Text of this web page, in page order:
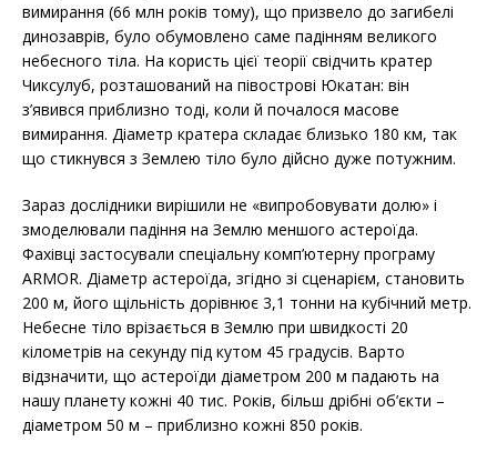
вимирання (66 млн років тому), що призвело до загибелі
динозаврів, було обумовлено саме падінням великого
небесного тіла. На користь цієї теорії свідчить кратер
Чиксулуб, розташований на півострові Юкатан: він
з’явився приблизно тоді, коли й почалося масове
вимирання. Діаметр кратера складає близько 180 км, так
що стикнувся з Землею тіло було дійсно дуже потужним.
Зараз дослідники вирішили не «випробовувати долю» і
змоделювали падіння на Землю меншого астероїда.
Фахівці застосували спеціальну комп’ютерну програму
ARMOR. Діаметр астероїда, згідно зі сценарієм, становить
200 м, його щільність дорівнює 3,1 тонни на кубічний метр.
Небесне тіло врізається в Землю при швидкості 20
кілометрів на секунду під кутом 45 градусів. Варто
відзначити, що астероїди діаметром 200 м падають на
нашу планету кожні 40 тис. Років, більш дрібні об’єкти –
діаметром 50 м – приблизно кожні 850 років.